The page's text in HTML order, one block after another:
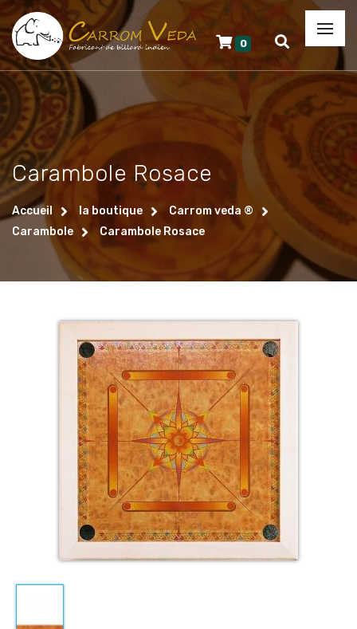
0
Carambole Rosace
Accueil la boutique
Carrom veda ®
Carambole
Carambole Rosace